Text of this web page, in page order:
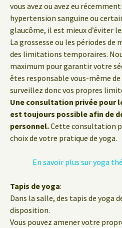
vous avez ou avez eu
hypertension sanguine ou
glaucôme, il est mieux d’éviter
La grossesse ou les périodes
des limitations temporaires.
maximum pour garantir votre
êtes responsable vous-même
surveillez donc vos propres
Une consultation privée pour
est toujours possible afin de
personnel.Cette consultation
choix de votre pratique de yoga.
En savoir plus sur yoga
Tapis de yoga:
Dans la salle, des tapis de yoga
disposition.
Vous pouvez amener votre